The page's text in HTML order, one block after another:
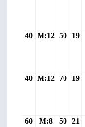
40 M:12 50 19
40 M:12 70 19
60 M:8 50 21